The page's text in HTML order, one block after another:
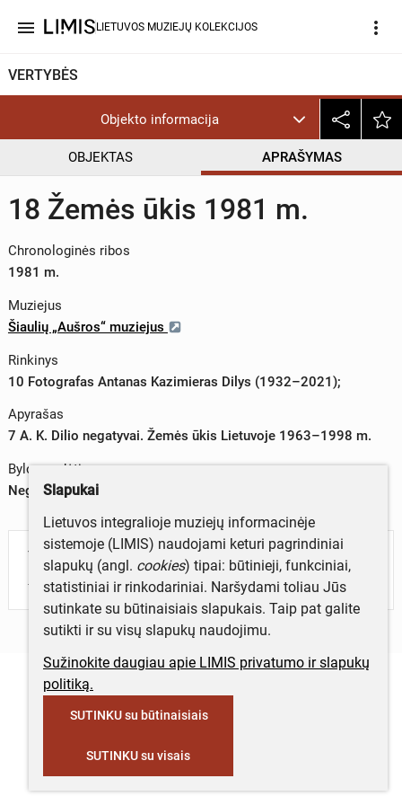
menu LIETUVOS MUZIEJŲ KOLEKCIJOS more_vert
VERTYBĖS
Objekto informacija
OBJEKTAS APRAŠYMAS
18 Žemės ūkis 1981 m.
Chronologinės ribos
1981 m.
Muziejus
Šiaulių „Aušros“ muziejus
Rinkinys
10 Fotografas Antanas Kazimieras Dilys (1932–2021);
Apyrašas
7 A. K. Dilio negatyvai. Žemės ūkis Lietuvoje 1963–1998 m.
Bylos sudėtis
Negatyvas –
Turite daugiau informacijos apie objektą?
Parašykite mums!
Slapukai
Lietuvos integralioje muziejų informacinėje
sistemoje (LIMIS) naudojami keturi pagrindiniai
slapukų (angl. cookies) tipai: būtinieji, funkciniai,
statistiniai ir rinkodariniai. Naršydami toliau Jūs
sutinkate su būtinaisiais slapukais. Taip pat galite
sutikti ir su visų slapukų naudojimu.
Sužinokite daugiau apie LIMIS privatumo ir slapukų
politiką.
SUTINKU su būtinaisiais
SUTINKU su visais